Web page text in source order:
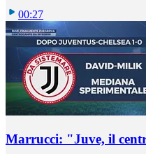
00:27
Marrucci: "Juve, il